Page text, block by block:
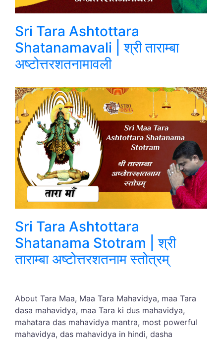
Sri Tara Ashtottara
Shatanamavali | श्री ताराम्बा
अष्टोत्तरशतनामावली
Sri Tara Ashtottara
Shatanama Stotram | श्री
ताराम्बा अष्टोत्तरशतनाम स्तोत्रम्
About Tara Maa, Maa Tara Mahavidya, maa Tara
dasa mahavidya, maa Tara ki dus mahavidya,
mahatara das mahavidya mantra, most powerful
mahavidya, das mahavidya in hindi, dasha